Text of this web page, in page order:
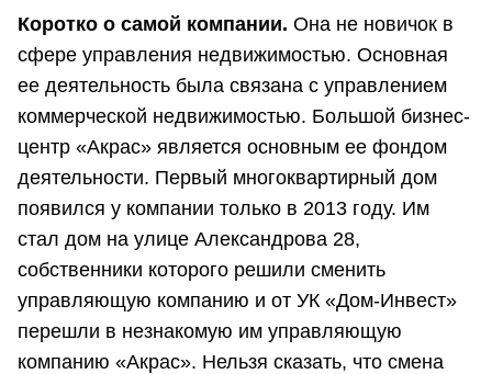
Коротко о самой компании. Она не новичок в
сфере управления недвижимостью. Основная
ее деятельность была связана с управлением
коммерческой недвижимостью. Большой бизнес-
центр «Акрас» является основным ее фондом
деятельности. Первый многоквартирный дом
появился у компании только в 2013 году. Им
стал дом на улице Александрова 28,
собственники которого решили сменить
управляющую компанию и от УК «Дом-Инвест»
перешли в незнакомую им управляющую
компанию «Акрас». Нельзя сказать, что смена